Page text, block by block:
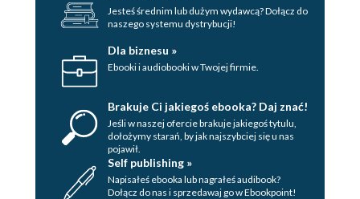
Jesteś średnim lub dużym wydawcą? Dołącz do
naszego systemu dystrybucji!
Dla biznesu »
Ebooki i audiobooki w Twojej firmie.
Brakuje Ci jakiegoś ebooka? Daj znać!
Jeśli w naszej ofercie brakuje jakiegoś tytulu,
dołożymy starań, by jak najszybciej się u nas
pojawił.
Self publishing »
Napisałeś ebooka lub nagrałeś audibook?
Dołącz do nas i sprzedawaj go w Ebookpoint!